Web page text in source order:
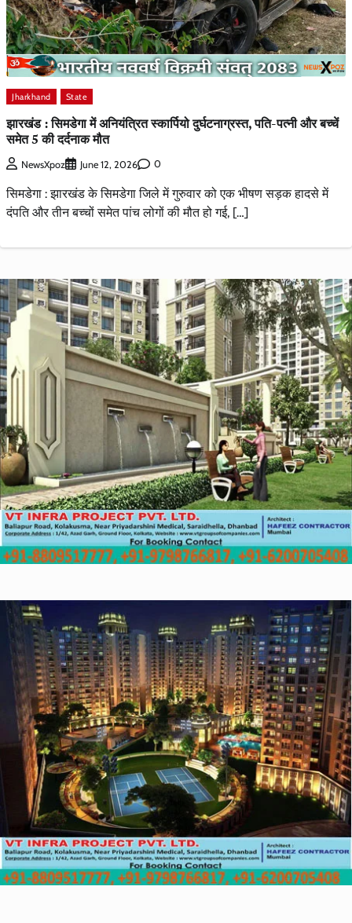
Jharkhand State
झारखंड : सिमडेगा में अनियंत्रित स्कार्पियो दुर्घटनाग्रस्त, पति-पत्नी और बच्चें
समेत 5 की दर्दनाक मौत
NewsXpoz June 12, 2026 0
सिमडेगा : झारखंड के सिमडेगा जिले में गुरुवार को एक भीषण सड़क हादसे में
दंपति और तीन बच्चों समेत पांच लोगों की मौत हो गई, […]